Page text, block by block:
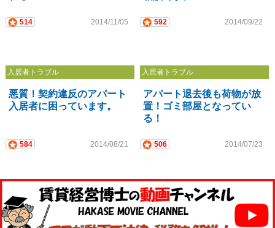
514 2014/11/05 592 2014/09/22
入居者トラブル
悪質！契約違反のアパート
入居者に困っています。
584 2014/08/21
入居者トラブル
アパート退去後も荷物が放
置！ゴミ部屋となってい
る！
506 2014/07/23